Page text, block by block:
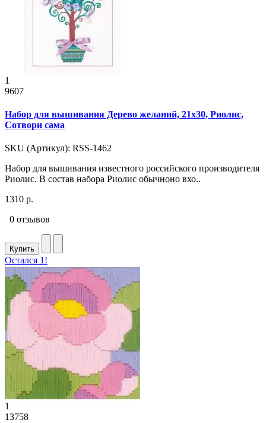
1
9607
Набор для вышивания Дерево желаний, 21x30, Риолис,
Сотвори сама
SKU (Артикул): RSS-1462
Набор для вышивания известного российского производителя
Риолис. В состав набора Риолис обычноно вхо..
1310 р.
0 отзывов
Купить
Остался 1!
1
13758